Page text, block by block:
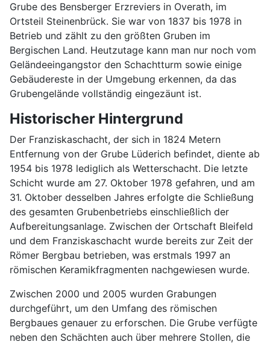
Grube des Bensberger Erzreviers in Overath, im
Ortsteil Steinenbrück. Sie war von 1837 bis 1978 in
Betrieb und zählt zu den größten Gruben im
Bergischen Land. Heutzutage kann man nur noch vom
Geländeeingangstor den Schachtturm sowie einige
Gebäudereste in der Umgebung erkennen, da das
Grubengelände vollständig eingezäunt ist.
Historischer Hintergrund
Der Franziskaschacht, der sich in 1824 Metern
Entfernung von der Grube Lüderich befindet, diente ab
1954 bis 1978 lediglich als Wetterschacht. Die letzte
Schicht wurde am 27. Oktober 1978 gefahren, und am
31. Oktober desselben Jahres erfolgte die Schließung
des gesamten Grubenbetriebs einschließlich der
Aufbereitungsanlage. Zwischen der Ortschaft Bleifeld
und dem Franziskaschacht wurde bereits zur Zeit der
Römer Bergbau betrieben, was erstmals 1997 an
römischen Keramikfragmenten nachgewiesen wurde.
Zwischen 2000 und 2005 wurden Grabungen
durchgeführt, um den Umfang des römischen
Bergbaues genauer zu erforschen. Die Grube verfügte
neben den Schächten auch über mehrere Stollen, die